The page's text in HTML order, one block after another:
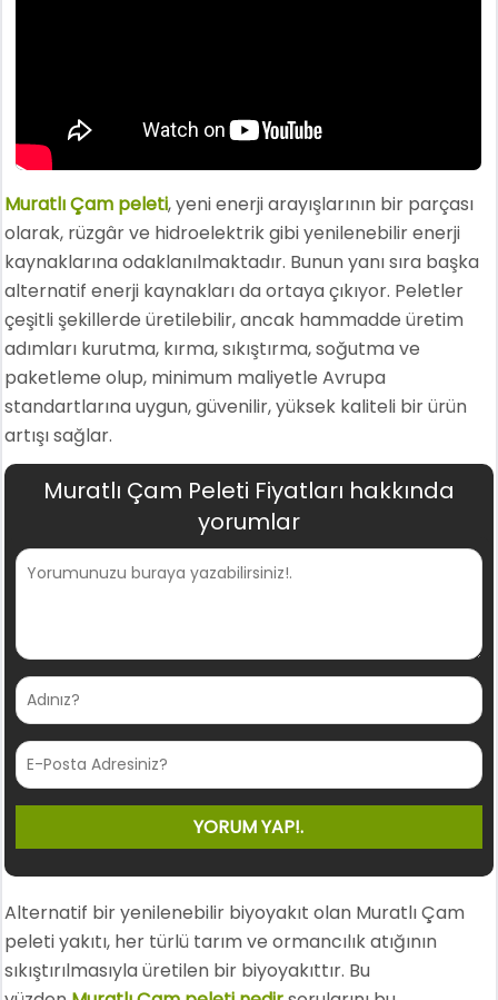
Muratlı Çam peleti, yeni enerji arayışlarının bir parçası
olarak, rüzgâr ve hidroelektrik gibi yenilenebilir enerji
kaynaklarına odaklanılmaktadır. Bunun yanı sıra başka
alternatif enerji kaynakları da ortaya çıkıyor. Peletler
çeşitli şekillerde üretilebilir, ancak hammadde üretim
adımları kurutma, kırma, sıkıştırma, soğutma ve
paketleme olup, minimum maliyetle Avrupa
standartlarına uygun, güvenilir, yüksek kaliteli bir ürün
artışı sağlar.
Muratlı Çam Peleti Fiyatları hakkında
yorumlar
Alternatif bir yenilenebilir biyoyakıt olan Muratlı Çam
peleti yakıtı, her türlü tarım ve ormancılık atığının
sıkıştırılmasıyla üretilen bir biyoyakıttır. Bu